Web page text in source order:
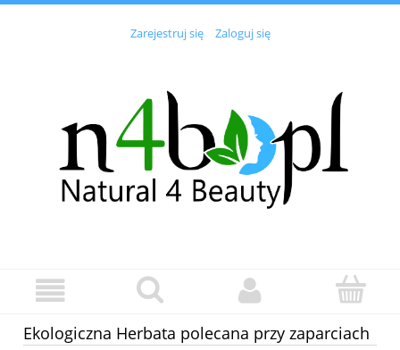
Zarejestruj się Zaloguj się
Ekologiczna Herbata polecana przy zaparciach